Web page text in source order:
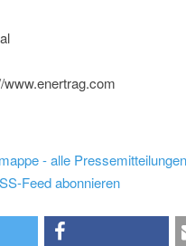
www.enertrag.com
- alle
Feed abonnieren